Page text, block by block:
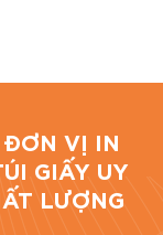
giấy xi măng
VỊ IN
GIẤY UY
LƯỢNG